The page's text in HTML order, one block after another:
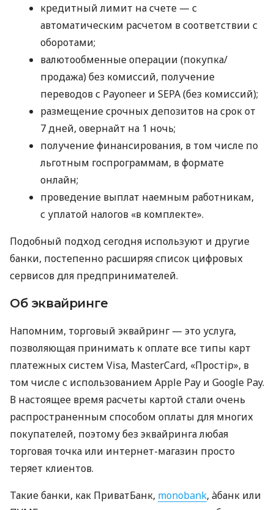
кредитный лимит на счете — с
автоматическим расчетом в соответствии с
оборотами;
валютообменные операции (покупка/
продажа) без комиссий, получение
переводов с Payoneer и SEPA (без комиссий);
размещение срочных депозитов на срок от
7 дней, овернайт на 1 ночь;
получение финансирования, в том числе по
льготным госпрограммам, в формате
онлайн;
проведение выплат наемным работникам,
с уплатой налогов «в комплекте».
Подобный подход сегодня используют и другие
банки, постепенно расширяя список цифровых
сервисов для предпринимателей.
Об эквайринге
Напомним, торговый эквайринг — это услуга,
позволяющая принимать к оплате все типы карт
платежных систем Visa, MasterCard, «Простір», в
том числе с использованием Apple Pay и Google Pay.
В настоящее время расчеты картой стали очень
распространенным способом оплаты для многих
покупателей, поэтому без эквайринга любая
торговая точка или интернет-магазин просто
теряет клиентов.
Такие банки, как ПриватБанк, monobank, àбанк или